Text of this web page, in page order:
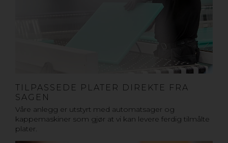
TILPASSEDE PLATER DIREKTE FRA
SAGEN
Våre anlegg er utstyrt med automatsager og
kappemaskiner som gjør at vi kan levere ferdig tilmålte
plater.